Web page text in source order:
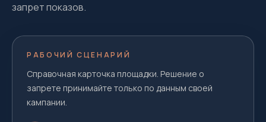
запрет показов.
РАБОЧИЙ СЦЕНАРИЙ
Справочная карточка площадки. Решение о
запрете принимайте только по данным своей
кампании.